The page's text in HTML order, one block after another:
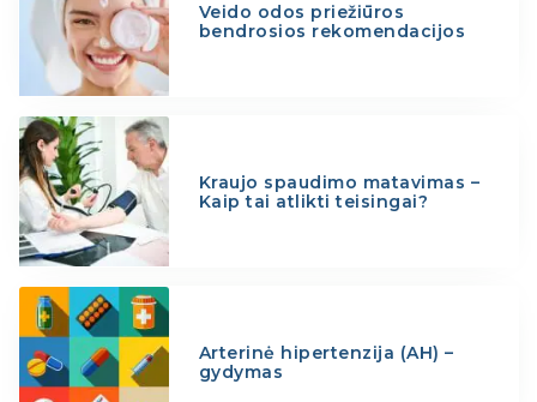
Veido odos priežiūros
bendrosios rekomendacijos
Kraujo spaudimo matavimas –
Kaip tai atlikti teisingai?
Arterinė hipertenzija (AH) –
gydymas